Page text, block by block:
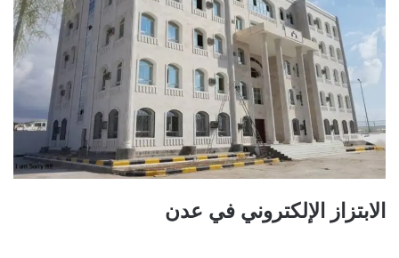
الابتزاز الإلكتروني في عدن